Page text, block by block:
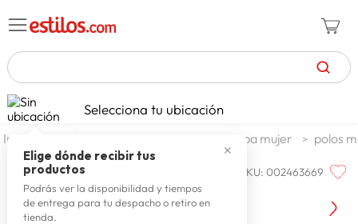
TÉRMINOS MÁS BUSCADOS
1. celulares
2. zapatillas mujer
3. zapatillas hombre
4. moda
Selecciona tu ubicación
✕
Elige dónde recibir tus
productos
Podrás ver la disponibilidad y tiempos
de entrega para tu despacho o retiro en
tienda.
moda y accesorios ropa mujer polos
Q'COOL SKU:002463669
Q'Cool Polo M/L Cenia MO